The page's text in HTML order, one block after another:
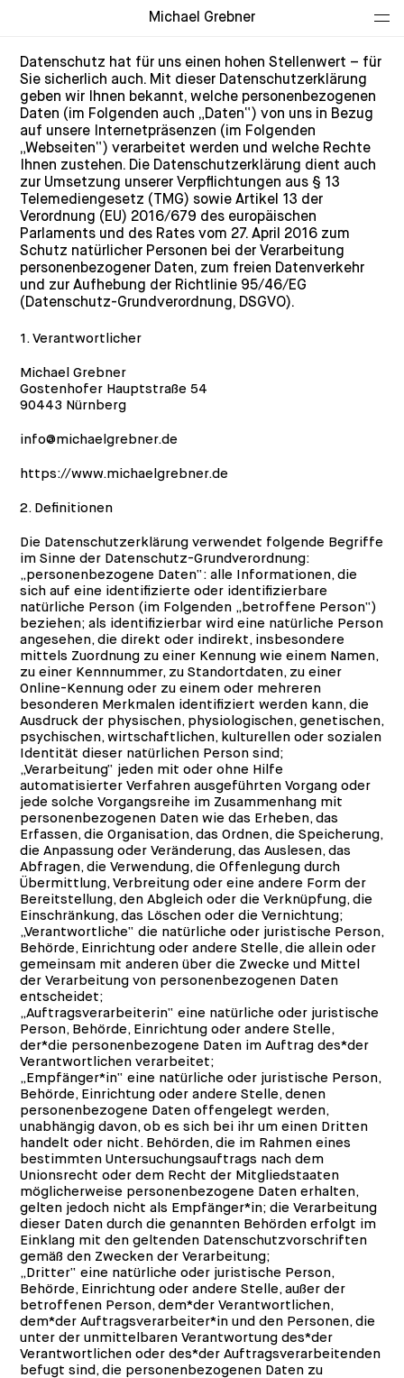
Michael Grebner
Datenschutz hat für uns einen hohen Stellenwert – für
Sie sicherlich auch. Mit dieser Datenschutzerklärung
geben wir Ihnen bekannt, welche personenbezogenen
Daten (im Folgenden auch „Daten“) von uns in Bezug
auf unsere Internetpräsenzen (im Folgenden
„Webseiten“) verarbeitet werden und welche Rechte
Ihnen zustehen. Die Datenschutzerklärung dient auch
zur Umsetzung unserer Verpflichtungen aus § 13
Telemediengesetz (TMG) sowie Artikel 13 der
Verordnung (EU) 2016/679 des europäischen
Parlaments und des Rates vom 27. April 2016 zum
Schutz natürlicher Personen bei der Verarbeitung
personenbezogener Daten, zum freien Datenverkehr
und zur Aufhebung der Richtlinie 95/46/EG
(Datenschutz-Grundverordnung, DSGVO).
1. Verantwortlicher
Michael Grebner
Gostenhofer Hauptstraße 54
90443 Nürnberg
info@michaelgrebner.de
https://www.michaelgrebner.de
2. Definitionen
Die Datenschutzerklärung verwendet folgende Begriffe
im Sinne der Datenschutz-Grundverordnung:
„personenbezogene Daten“: alle Informationen, die
sich auf eine identifizierte oder identifizierbare
natürliche Person (im Folgenden „betroffene Person“)
beziehen; als identifizierbar wird eine natürliche Person
angesehen, die direkt oder indirekt, insbesondere
mittels Zuordnung zu einer Kennung wie einem Namen,
zu einer Kennnummer, zu Standortdaten, zu einer
Online-Kennung oder zu einem oder mehreren
besonderen Merkmalen identifiziert werden kann, die
Ausdruck der physischen, physiologischen, genetischen,
psychischen, wirtschaftlichen, kulturellen oder sozialen
Identität dieser natürlichen Person sind;
„Verarbeitung“ jeden mit oder ohne Hilfe
automatisierter Verfahren ausgeführten Vorgang oder
jede solche Vorgangsreihe im Zusammenhang mit
personenbezogenen Daten wie das Erheben, das
Erfassen, die Organisation, das Ordnen, die Speicherung,
die Anpassung oder Veränderung, das Auslesen, das
Abfragen, die Verwendung, die Offenlegung durch
Übermittlung, Verbreitung oder eine andere Form der
Bereitstellung, den Abgleich oder die Verknüpfung, die
Einschränkung, das Löschen oder die Vernichtung;
„Verantwortliche“ die natürliche oder juristische Person,
Behörde, Einrichtung oder andere Stelle, die allein oder
gemeinsam mit anderen über die Zwecke und Mittel
der Verarbeitung von personenbezogenen Daten
entscheidet;
„Auftragsverarbeiterin“ eine natürliche oder juristische
Person, Behörde, Einrichtung oder andere Stelle,
der*die personenbezogene Daten im Auftrag des*der
Verantwortlichen verarbeitet;
„Empfänger*in“ eine natürliche oder juristische Person,
Behörde, Einrichtung oder andere Stelle, denen
personenbezogene Daten offengelegt werden,
unabhängig davon, ob es sich bei ihr um einen Dritten
handelt oder nicht. Behörden, die im Rahmen eines
bestimmten Untersuchungsauftrags nach dem
Unionsrecht oder dem Recht der Mitgliedstaaten
möglicherweise personenbezogene Daten erhalten,
gelten jedoch nicht als Empfänger*in; die Verarbeitung
dieser Daten durch die genannten Behörden erfolgt im
Einklang mit den geltenden Datenschutzvorschriften
gemäß den Zwecken der Verarbeitung;
„Dritter“ eine natürliche oder juristische Person,
Behörde, Einrichtung oder andere Stelle, außer der
betroffenen Person, dem*der Verantwortlichen,
dem*der Auftragsverarbeiter*in und den Personen, die
unter der unmittelbaren Verantwortung des*der
Verantwortlichen oder des*der Auftragsverarbeitenden
befugt sind, die personenbezogenen Daten zu